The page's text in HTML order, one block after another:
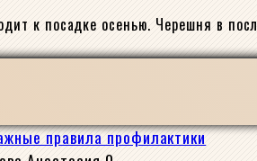
к посадке осенью. Черешня в
правила профилактики